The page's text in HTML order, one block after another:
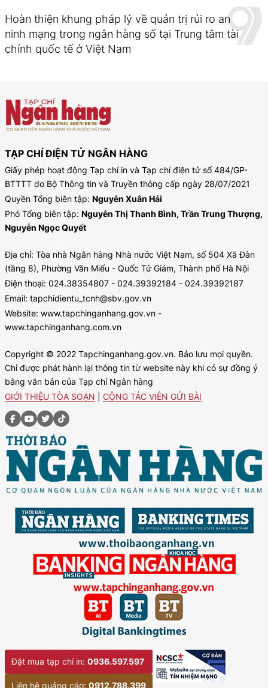
Hoàn thiện khung pháp lý về quản trị rủi ro an
ninh mạng trong ngân hàng số tại Trung tâm tài
chính quốc tế ở Việt Nam
TẠP CHÍ ĐIỆN TỬ NGÂN HÀNG
Giấy phép hoạt động Tạp chí in và Tạp chí điện tử số 484/GP-
BTTTT do Bộ Thông tin và Truyền thông cấp ngày 28/07/2021
Quyền Tổng biên tập: Nguyễn Xuân Hải
Phó Tổng biên tập: Nguyễn Thị Thanh Bình, Trần Trung Thượng,
Nguyễn Ngọc Quyết
Địa chỉ: Tòa nhà Ngân hàng Nhà nước Việt Nam, số 504 Xã Đàn
(tầng 8), Phường Văn Miếu - Quốc Tử Giám, Thành phố Hà Nội
Điện thoại: 024.38354807 - 024.39392184 - 024.39392187
Email: tapchidientu_tcnh@sbv.gov.vn
Website: www.tapchinganhang.gov.vn -
www.tapchinganhang.com.vn
Copyright © 2022 Tapchinganhang.gov.vn. Bảo lưu mọi quyền.
Chỉ được phát hành lại thông tin từ website này khi có sự đồng ý
bằng văn bản của Tạp chí Ngân hàng
GIỚI THIỆU TÒA SOẠN
CỘNG TÁC VIÊN GỬI BÀI
Đặt mua tạp chí in: 0936.597.597
Liên hệ quảng cáo: 0912.788.399